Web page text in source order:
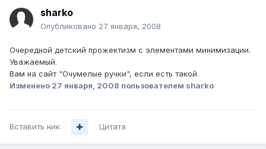
sharko
Опубликовано 27 января, 2008
Очередной детский прожектизм с элементами минимизации.
Уважаемый.
Вам на сайт "Очумелые ручки", если есть такой.
Изменено 27 января, 2008 пользователем sharko
Вставить ник Цитата